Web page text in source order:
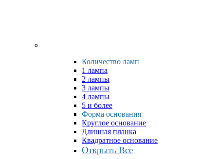
Количество ламп
1 лампа
2 лампы
3 лампы
4 лампы
5 и более
Форма основания
Круглое основание
Длинная планка
Квадратное основание
Открыть Все